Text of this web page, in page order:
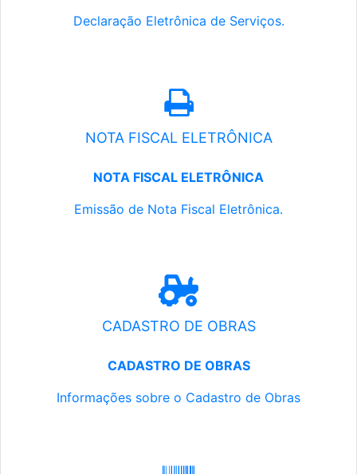
Declaração Eletrônica de Serviços.
NOTA FISCAL ELETRÔNICA
NOTA FISCAL ELETRÔNICA
Emissão de Nota Fiscal Eletrônica.
CADASTRO DE OBRAS
CADASTRO DE OBRAS
Informações sobre o Cadastro de Obras